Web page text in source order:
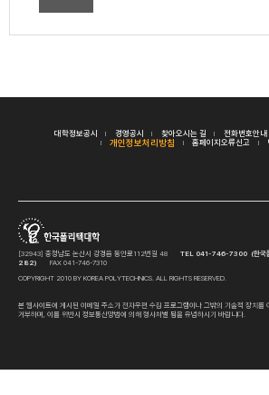
대학정보공시 경영공시 찾아오시는 길 전화번호안내
개인정보처리방침 홈페이지오류신고
[32943] 충청남도 논산시 강경읍 동안로112번길 48 TEL 041-746-7300 (한국
282)
FAX 041-746-7310
COPYRIGHT 2010 BY KOREA POLYTECHNICS. ALL RIGHTS RESERVED.
본 웹사이트에 게시된 이메일 주소가 전자우편 수집 프로그램이나 그밖의 기술적 장치를
거부하며, 이를 위반시 정보통신망법에 의해 형사처벌 됨을 유념하시기 바랍니다.